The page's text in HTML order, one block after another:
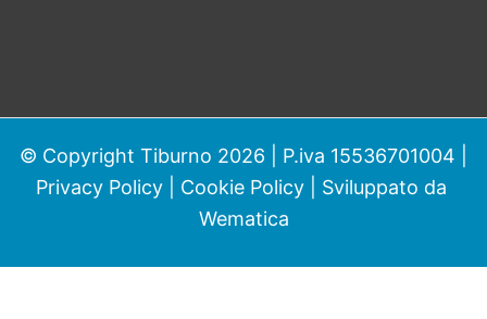
© Copyright Tiburno 2026 | P.iva 15536701004 |
Privacy Policy| Cookie Policy| Sviluppato da
Wematica